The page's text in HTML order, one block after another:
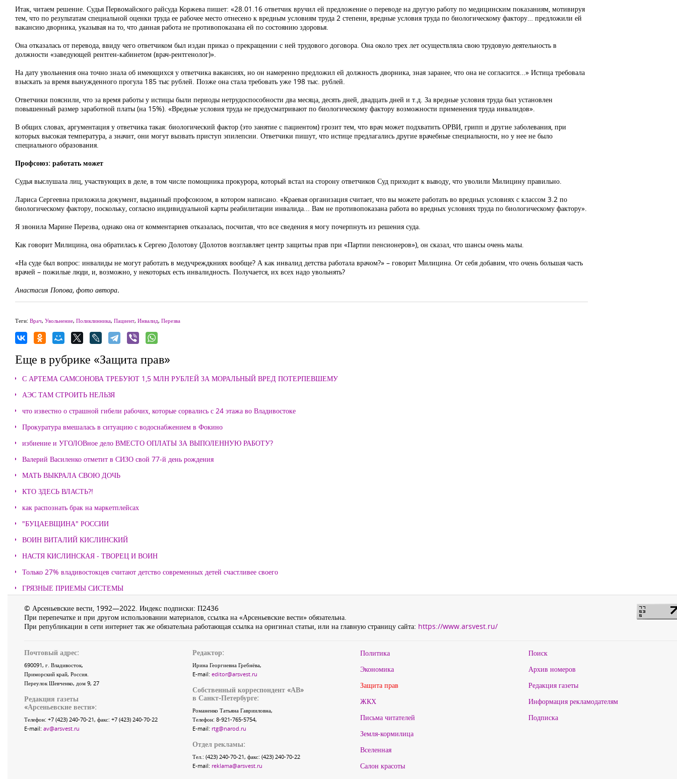
Итак, читаем решение. Судья Первомайского райсуда Коржева пишет: «28.01.16 ответчик вручил ей предложение о переводе на другую работу по медицинским показаниям, мотивируя
тем, что по результатам специальной оценки труда ее рабочее место отнесено к вредным условиям труда 2 степени, вредные условия труда по биологическому фактору… предложили ей
вакансию дворника, указывая на то, что данная работа не противопоказана ей по состоянию здоровья.
Она отказалась от перевода, ввиду чего ответчиком был издан приказ о прекращении с ней трудового договора. Она около трех лет осуществляла свою трудовую деятельность в
должности «заведующей рентген-кабинетом (врач-рентгенолог)».
На дату увольнения она точно знала об имеющихся у ответчика вакансиях, но он намеренно предложил ей должность дворника, зная заранее, что она не согласится...» Истица требовала
взыскать за время вынужденного прогула 185 тыс рублей. Позже она стала требовать уже 198 тыс. рублей.
Ответчики пояснили, что за время работы у истицы были периоды нетрудоспособности два месяца, десять дней, двадцать дней и т.д. За вредные условия труда был установлен
повышенный размер заработной платы (на 15%). «Вредные условия труда не предусматривают по биологическому фактору возможности применения труда инвалидов».
В общих словах, аргументация у ответчика такая: биологический фактор (это занятие с пациентом) грозит тем, что врач может подхватить ОРВИ, грипп и другие заболевания, при
которых высокая температура, а значит, они могут вызвать приступ эпилепсии. Ответчики пишут, что истице предлагались другие врачебные специальности, но у нее не было
специального образования.
Профсоюз: работать может
Судья выслушала лиц, участвующих в деле, в том числе помощника прокурора, который встал на сторону ответчиков Суд приходит к выводу, что уволили Милицину правильно.
Лариса Сергеевна приложила документ, выданный профсоюзом, в котором написано. «Краевая организация считает, что вы можете работать во вредных условиях с классом 3.2 по
биологическому фактору, поскольку, согласно индивидуальной карты реабилитации инвалида... Вам не противопоказана работа во вредных условиях труда по биологическому фактору».
Я звонила Марине Перезва, однако она от комментариев отказалась, посчитав, что все сведения я могу почерпнуть из решения суда.
Как говорит Милицина, она обратилась к Сергею Долотову (Долотов возглавляет центр защитьы прав при «Партии пенсионеров»), он сказал, что шансы очень малы.
«На суде был вопрос: инвалиды не могут работать в медучреждкниях вообще? А как инвалид детства работала врачом?» – говорит Милицина. От себя добавим, что очень большая часть
врачей – пожилые люди, и, возможно, у некоторых есть инвалидность. Получается, их всех надо увольнять?
Анастасия Попова, фото автора.
Теги: Врач, Увольнение, Поликлинника, Пациент, Инвалид, Перезва
Еще в рубрике «Защита прав»
С АРТЕМА САМСОНОВА ТРЕБУЮТ 1,5 МЛН РУБЛЕЙ ЗА МОРАЛЬНЫЙ ВРЕД ПОТЕРПЕВШЕМУ
АЭС ТАМ СТРОИТЬ НЕЛЬЗЯ
что известно о страшной гибели рабочих, которые сорвались с 24 этажа во Владивостоке
Прокуратура вмешалась в ситуацию с водоснабжением в Фокино
избиение и УГОЛОВное дело ВМЕСТО ОПЛАТЫ ЗА ВЫПОЛЕННУЮ РАБОТУ?
Валерий Василенко отметит в СИЗО свой 77-й день рождения
МАТЬ ВЫКРАЛА СВОЮ ДОЧЬ
КТО ЗДЕСЬ ВЛАСТЬ?!
как распознать брак на маркетплейсах
"БУЦАЕВЩИНА" РОССИИ
ВОИН ВИТАЛИЙ КИСЛИНСКИЙ
НАСТЯ КИСЛИНСКАЯ - ТВОРЕЦ И ВОИН
Только 27% владивостокцев считают детство современных детей счастливее своего
ГРЯЗНЫЕ ПРИЕМЫ СИСТЕМЫ
© Арсеньевские вести, 1992—2022. Индекс подписки: П2436
При перепечатке и при другом использовании материалов, ссылка на «Арсеньевские вести» обязательна.
При републикации в сети интернет так же обязательна работающая ссылка на оригинал статьи, или на главную страницу сайта: https://www.arsvest.ru/
Почтовый адрес:
690091, г. Владивосток,
Приморский край, Россия.
Переулок Шевченко, дом 9, 27
Редакция газеты
«Арсеньевские вести»:
Телефон: +7 (423) 240-70-21, факс: +7 (423) 240-70-22
E-mail: av@arsvest.ru
Редактор:
Ирина Георгиевна Гребнёва,
E-mail: editor@arsvest.ru
Собственный корреспондент «АВ»
в Санкт-Петербурге:
Романенко Татьяна Гаврииловна,
Телефон: 8-921-765-5754,
E-mail: rtg@narod.ru
Отдел рекламы:
Тел.: (423) 240-70-21, факс: (423) 240-70-22
E-mail: reklama@arsvest.ru
Политика
Экономика
Защита прав
ЖКХ
Письма читателей
Земля-кормилица
Вселенная
Салон красоты
Поиск
Архив номеров
Редакция газеты
Информация рекламодателям
Подписка